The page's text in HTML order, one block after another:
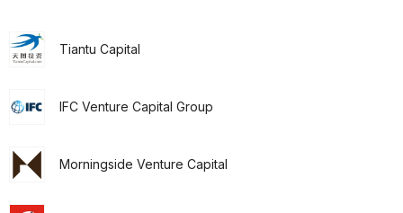
Tiantu Capital
IFC Venture Capital Group
Morningside Venture Capital